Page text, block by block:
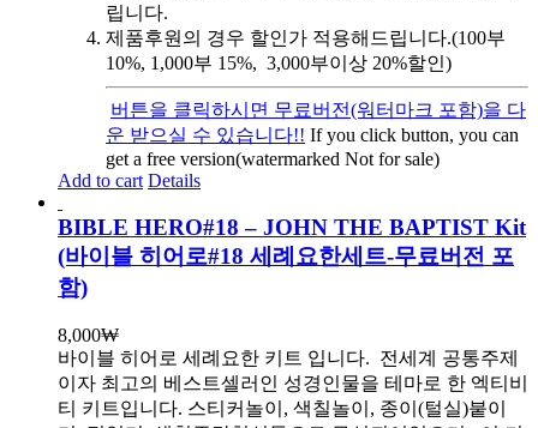
립니다.
제품후원의 경우 할인가 적용해드립니다.(100부
10%, 1,000부 15%, 3,000부이상 20%할인)
버튼을 클릭하시면 무료버전(워터마크 포함)을 다
운 받으실 수 있습니다!! If you click button, you can
get a free version(watermarked Not for sale)
Add to cart Details
BIBLE HERO#18 – JOHN THE BAPTIST Kit
(바이블 히어로#18 세례요한세트-무료버전 포
함)
8,000₩
바이블 히어로 세례요한 키트 입니다. 전세계 공통주제
이자 최고의 베스트셀러인 성경인물을 테마로 한 엑티비
티 키트입니다. 스티커놀이, 색칠놀이, 종이(털실)붙이